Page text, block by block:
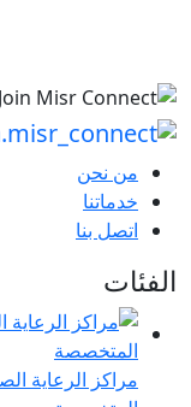
من نحن
خدماتنا
اتصل بنا
الفئات
مراكز الرعاية